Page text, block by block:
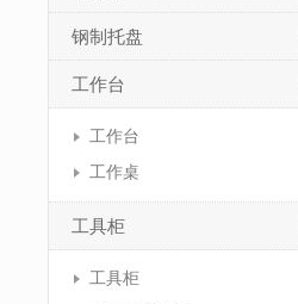
钢制托盘
工作台
工作台
工作桌
工具柜
工具柜